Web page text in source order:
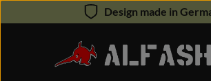
Zum Hauptinhalt springenDesign made in